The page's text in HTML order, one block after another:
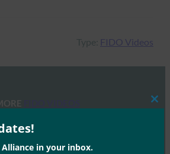
Type: FIDO Videos
ィ政策フォーラムアイデンティ
て前途へin your inbox.